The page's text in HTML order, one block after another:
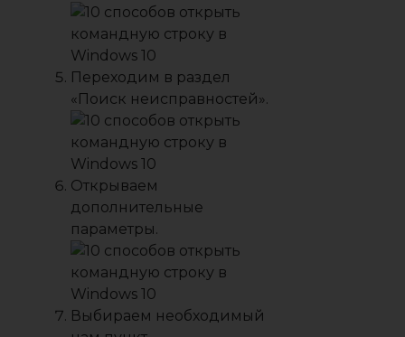
Переходим в раздел
«Поиск неисправностей».
Открываем
дополнительные
параметры.
Выбираем необходимый